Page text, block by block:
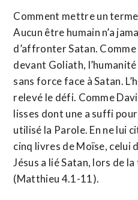
Comment mettre un
Aucun être humain n’a
d’affronter Satan. Comme
devant Goliath,
sans force face à Satan.
relevé le défi. Comme
lisses dont une a suffi
utilisé la Parole. En ne lui
cinq livres de Moïse, celui
Jésus a lié Satan, lors de
(Matthieu 4.1-11).